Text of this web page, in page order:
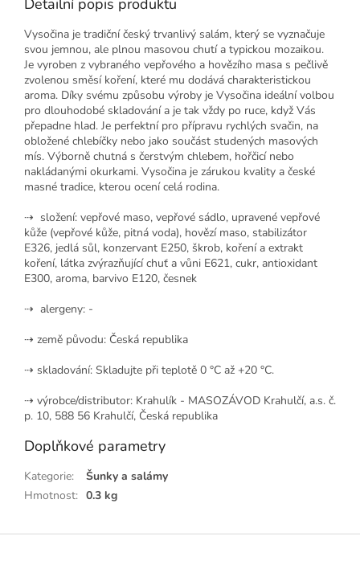
Detailní popis produktu
Vysočina je tradiční český trvanlivý salám, který se vyznačuje
svou jemnou, ale plnou masovou chutí a typickou mozaikou.
Je vyroben z vybraného vepřového a hovězího masa s pečlivě
zvolenou směsí koření, které mu dodává charakteristickou
aroma. Díky svému způsobu výroby je Vysočina ideální volbou
pro dlouhodobé skladování a je tak vždy po ruce, když Vás
přepadne hlad. Je perfektní pro přípravu rychlých svačin, na
obložené chlebíčky nebo jako součást studených masových
mís. Výborně chutná s čerstvým chlebem, hořčicí nebo
nakládanými okurkami. Vysočina je zárukou kvality a české
masné tradice, kterou ocení celá rodina.
⇢ složení: vepřové maso, vepřové sádlo, upravené vepřové
kůže (vepřové kůže, pitná voda), hovězí maso, stabilizátor
E326, jedlá sůl, konzervant E250, škrob, koření a extrakt
koření, látka zvýrazňující chuť a vůni E621, cukr, antioxidant
E300, aroma, barvivo E120, česnek
⇢ alergeny: -
⇢ země původu: Česká republika
⇢ skladování: Skladujte při teplotě 0 °C až +20 °C.
⇢ výrobce/distributor: Krahulík - MASOZÁVOD Krahulčí, a.s. č.
p. 10, 588 56 Krahulčí, Česká republika
Doplňkové parametry
Kategorie:
Šunky a salámy
Hmotnost: 0.3 kg
Z